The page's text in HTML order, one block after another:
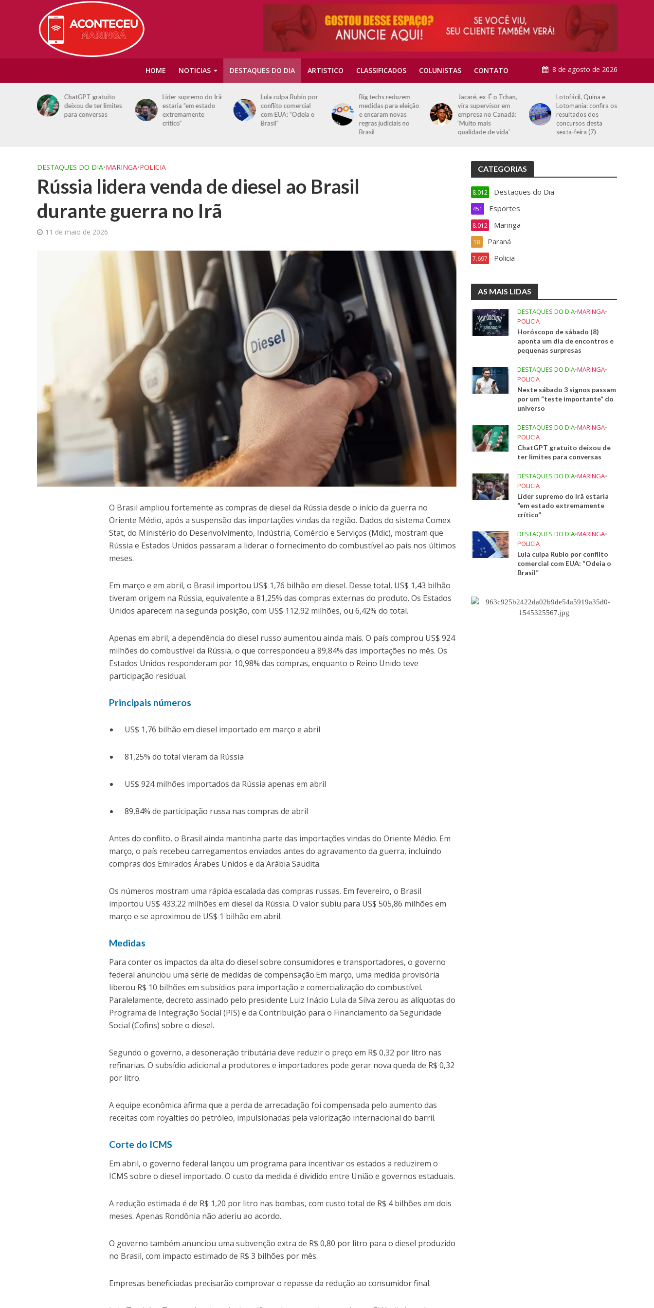
HOME NOTICIAS DESTAQUES DO DIA ARTISTICO CLASSIFICADOS COLUNISTAS CONTATO 8 de agosto de 2026
ChatGPT gratuito
deixou de ter limites
para conversas
Líder supremo do Irã
estaria “em estado
extremamente
crítico”
Lula culpa Rubio por
conflito comercial
com EUA: “Odeia o
Brasil”
Big techs reduzem
medidas para eleição
e encaram novas
regras judiciais no
Brasil
Jacaré, ex-É o Tchan,
vira supervisor em
empresa no Canadá:
‘Muito mais
qualidade de vida’
Lotofácil, Quina e
Lotomania: confira os
resultados dos
concursos desta
sexta-feira (7)
DESTAQUES DO DIA•MARINGA•POLICIA
Rússia lidera venda de diesel ao Brasil
durante guerra no Irã
11 de maio de 2026
O Brasil ampliou fortemente as compras de diesel da Rússia desde o início da guerra no
Oriente Médio, após a suspensão das importações vindas da região. Dados do sistema Comex
Stat, do Ministério do Desenvolvimento, Indústria, Comércio e Serviços (Mdic), mostram que
Rússia e Estados Unidos passaram a liderar o fornecimento do combustível ao país nos últimos
meses.
Em março e em abril, o Brasil importou US$ 1,76 bilhão em diesel. Desse total, US$ 1,43 bilhão
tiveram origem na Rússia, equivalente a 81,25% das compras externas do produto. Os Estados
Unidos aparecem na segunda posição, com US$ 112,92 milhões, ou 6,42% do total.
Apenas em abril, a dependência do diesel russo aumentou ainda mais. O país comprou US$ 924
milhões do combustível da Rússia, o que correspondeu a 89,84% das importações no mês. Os
Estados Unidos responderam por 10,98% das compras, enquanto o Reino Unido teve
participação residual.
Principais números
US$ 1,76 bilhão em diesel importado em março e abril
81,25% do total vieram da Rússia
US$ 924 milhões importados da Rússia apenas em abril
89,84% de participação russa nas compras de abril
Antes do conflito, o Brasil ainda mantinha parte das importações vindas do Oriente Médio. Em
março, o país recebeu carregamentos enviados antes do agravamento da guerra, incluindo
compras dos Emirados Árabes Unidos e da Arábia Saudita.
Os números mostram uma rápida escalada das compras russas. Em fevereiro, o Brasil
importou US$ 433,22 milhões em diesel da Rússia. O valor subiu para US$ 505,86 milhões em
março e se aproximou de US$ 1 bilhão em abril.
Medidas
Para conter os impactos da alta do diesel sobre consumidores e transportadores, o governo
federal anunciou uma série de medidas de compensação.Em março, uma medida provisória
liberou R$ 10 bilhões em subsídios para importação e comercialização do combustível.
Paralelamente, decreto assinado pelo presidente Luiz Inácio Lula da Silva zerou as alíquotas do
Programa de Integração Social (PIS) e da Contribuição para o Financiamento da Seguridade
Social (Cofins) sobre o diesel.
Segundo o governo, a desoneração tributária deve reduzir o preço em R$ 0,32 por litro nas
refinarias. O subsídio adicional a produtores e importadores pode gerar nova queda de R$ 0,32
por litro.
A equipe econômica afirma que a perda de arrecadação foi compensada pelo aumento das
receitas com royalties do petróleo, impulsionadas pela valorização internacional do barril.
Corte do ICMS
Em abril, o governo federal lançou um programa para incentivar os estados a reduzirem o
ICMS sobre o diesel importado. O custo da medida é dividido entre União e governos estaduais.
A redução estimada é de R$ 1,20 por litro nas bombas, com custo total de R$ 4 bilhões em dois
meses. Apenas Rondônia não aderiu ao acordo.
O governo também anunciou uma subvenção extra de R$ 0,80 por litro para o diesel produzido
no Brasil, com impacto estimado de R$ 3 bilhões por mês.
Empresas beneficiadas precisarão comprovar o repasse da redução ao consumidor final.
CATEGORIAS
Destaques do Dia
8.012
Esportes
451
Maringa
8.012
Paraná
18
Policia
7.697
AS MAIS LIDAS
DESTAQUES DO DIA•MARINGA•
POLICIA
Horóscopo de sábado (8)
aponta um dia de encontros e
pequenas surpresas
DESTAQUES DO DIA•MARINGA•
POLICIA
Neste sábado 3 signos passam
por um “teste importante” do
universo
DESTAQUES DO DIA•MARINGA•
POLICIA
ChatGPT gratuito deixou de
ter limites para conversas
DESTAQUES DO DIA•MARINGA•
POLICIA
Líder supremo do Irã estaria
“em estado extremamente
crítico”
DESTAQUES DO DIA•MARINGA•
POLICIA
Lula culpa Rubio por conflito
comercial com EUA: “Odeia o
Brasil”